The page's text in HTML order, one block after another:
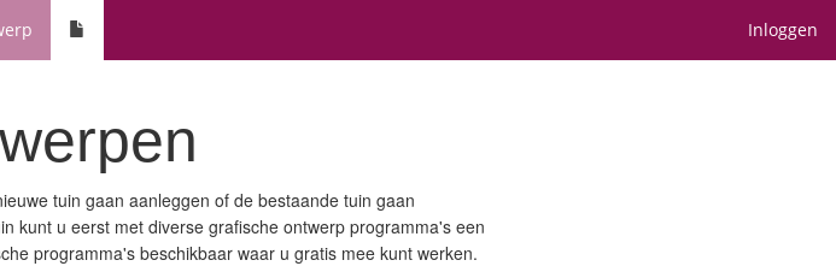
Inloggen
tuin gaan aanleggen of de bestaande tuin gaan
kunt u eerst met diverse grafische ontwerp programma's een
programma's beschikbaar waar u gratis mee kunt werken.